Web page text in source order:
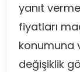
yanıt
fiyatları
konumuna
değişiklik